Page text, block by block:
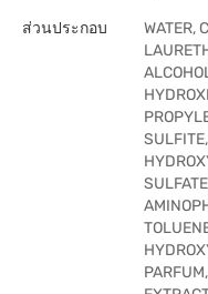
ส่วนประกอบ
WATER,